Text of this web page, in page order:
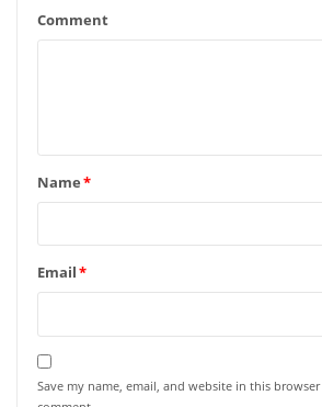
Comment
Name*
Email*
Save my name, email, and website in this